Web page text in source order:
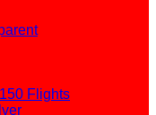
Flights